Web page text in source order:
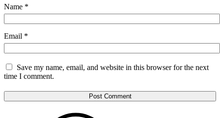
Name *
Email *
Save my name, email, and website in this browser for the next
time I comment.